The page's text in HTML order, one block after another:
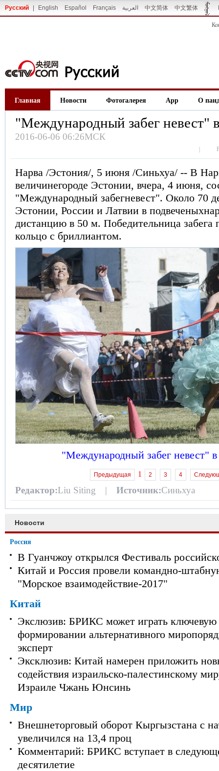
Русский English Español Français العربية 中文简体 中文繁体
Главная Новости Фотогалерея App О
"Международный забег невест"
2016-06-06 06:26МСК
Нарва /Эстония/, 5 июня /Синьхуа/ -- В
величинегороде Эстонии, вчера, 4 июня,
"Международный забегневест". Около 70
Эстонии, России и Латвии в
дистанцию в 50 м. Победительница забега
кольцо с бриллиантом.
"Международный забег невест"
Предыдущая 1 2 3 4
Редактор:Liu Siting | Источник:Синьхуа
Новости
Россия
В Гуанчжоу открылся Фестиваль
Китай и Россия провели командно-
"Морское взаимодействие-2017"
Китай
Экслюзив: БРИКС может играть ключевую
формировании альтернативного
эксперт
Эксклюзив: Китай намерен приложить
содействия израильско-палестинскому
Израиле Чжань Юнсинь
Мир
Внешнеторговый оборот Кыргызстана с
увеличился на 13,4 проц
Комментарий: БРИКС вступает в
десятилетие